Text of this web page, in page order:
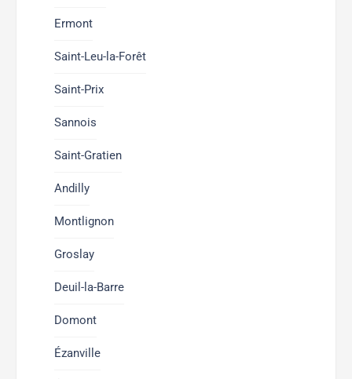
Ermont
Saint-Leu-la-Forêt
Saint-Prix
Sannois
Saint-Gratien
Andilly
Montlignon
Groslay
Deuil-la-Barre
Domont
Ézanville